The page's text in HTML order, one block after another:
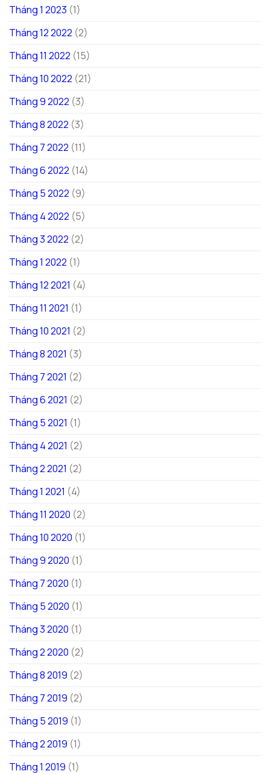
Tháng 1 2023 (1)
Tháng 12 2022 (2)
Tháng 11 2022 (15)
Tháng 10 2022 (21)
Tháng 9 2022 (3)
Tháng 8 2022 (3)
Tháng 7 2022 (11)
Tháng 6 2022 (14)
Tháng 5 2022 (9)
Tháng 4 2022 (5)
Tháng 3 2022 (2)
Tháng 1 2022 (1)
Tháng 12 2021 (4)
Tháng 11 2021 (1)
Tháng 10 2021 (2)
Tháng 8 2021 (3)
Tháng 7 2021 (2)
Tháng 6 2021 (2)
Tháng 5 2021 (1)
Tháng 4 2021 (2)
Tháng 2 2021 (2)
Tháng 1 2021 (4)
Tháng 11 2020 (2)
Tháng 10 2020 (1)
Tháng 9 2020 (1)
Tháng 7 2020 (1)
Tháng 5 2020 (1)
Tháng 3 2020 (1)
Tháng 2 2020 (2)
Tháng 8 2019 (2)
Tháng 7 2019 (2)
Tháng 5 2019 (1)
Tháng 2 2019 (1)
Tháng 1 2019 (1)